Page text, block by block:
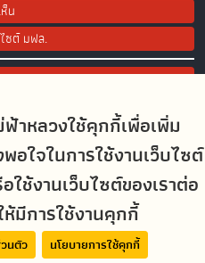
าหลวงใช้คุกกี้เพื่อเพิ่ม
ใจในการใช้งานเว็บไซต์
ช้งานเว็บไซต์ของเราต่อ
มีการใช้งานคุกกี้
นตัว นโยบายการใช้คุกกี้
น
ซต์ มฟล.
Media